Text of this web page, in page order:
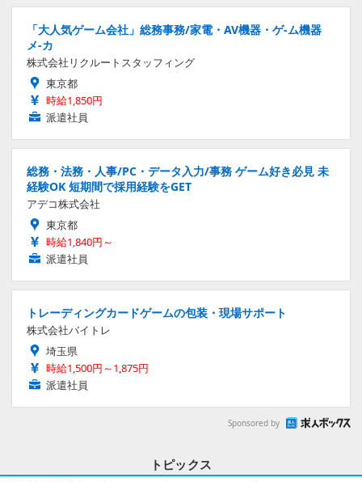
「大人気ゲーム会社」総務事務/家電・AV機器・ゲ-ム機器
メ-カ
株式会社リクルートスタッフィング
東京都
時給1,850円
派遣社員
総務・法務・人事/PC・データ入力/事務 ゲーム好き必見 未
経験OK 短期間で採用経験をGET
アデコ株式会社
東京都
時給1,840円～
派遣社員
トレーディングカードゲームの包装・現場サポート
株式会社バイトレ
埼玉県
時給1,500円～1,875円
派遣社員
Sponsored by
トピックス